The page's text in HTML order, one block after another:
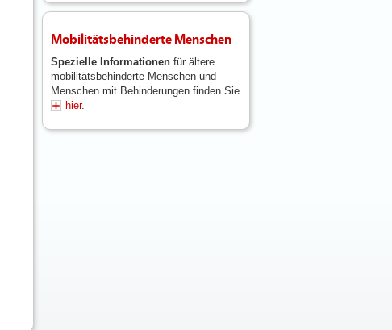
Mobilitätsbehinderte Menschen
Spezielle Informationenfür ältere
mobilitätsbehinderte Menschen und
Menschen mit Behinderungen finden Sie
hier.